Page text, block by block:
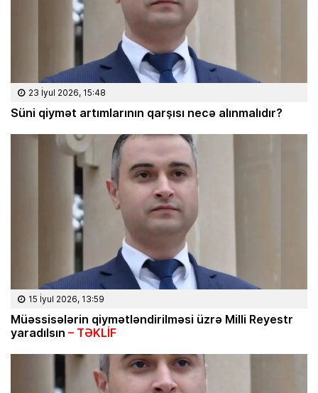
23 İyul 2026, 15:48
Süni qiymət artımlarının qarşısı necə alınmalıdır?
15 İyul 2026, 13:59
Müəssisələrin qiymətləndirilməsi üzrə Milli Reyestr
yaradılsın – TƏKLİF